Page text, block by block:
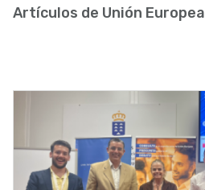
de
la
Artículos de Unión Europea